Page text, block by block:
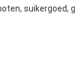
suikergoed,